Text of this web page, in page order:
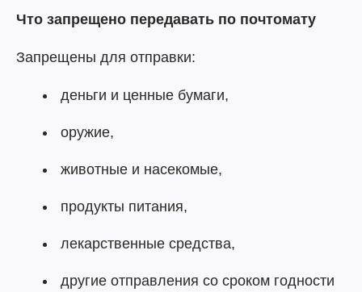
Что запрещено передавать по почтомату
Запрещены для отправки:
деньги и ценные бумаги,
оружие,
животные и насекомые,
продукты питания,
лекарственные средства,
другие отправления со сроком годности